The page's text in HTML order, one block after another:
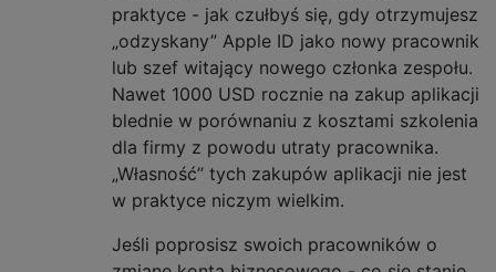
praktyce - jak czułbyś się, gdy otrzymujesz
„odzyskany” Apple ID jako nowy pracownik
lub szef witający nowego członka zespołu.
Nawet 1000 USD rocznie na zakup aplikacji
blednie w porównaniu z kosztami szkolenia
dla firmy z powodu utraty pracownika.
„Własność” tych zakupów aplikacji nie jest
w praktyce niczym wielkim.
Jeśli poprosisz swoich pracowników o